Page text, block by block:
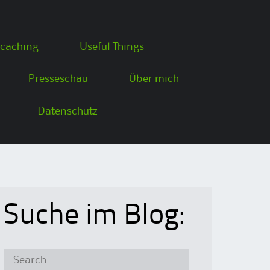
Useful Things
Presseschau Über mich
Datenschutz
Suche im Blog:
Search